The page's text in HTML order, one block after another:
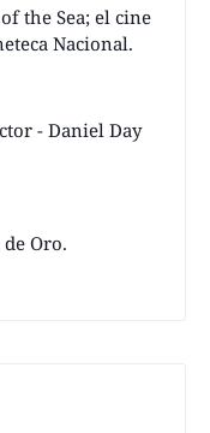
the Sea; el cine
Nacional.
- Daniel Day
Oro.